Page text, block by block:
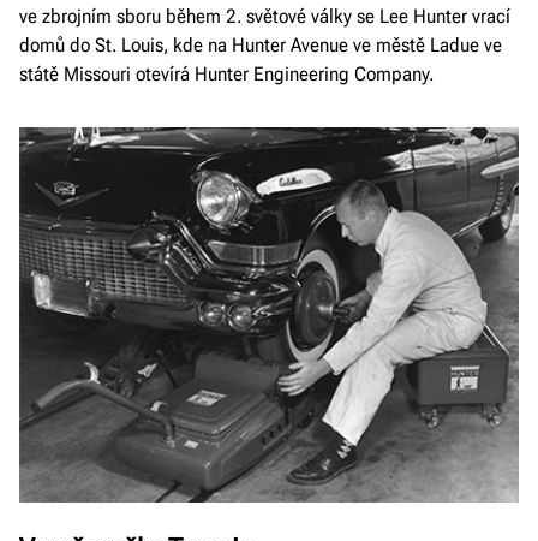
ve zbrojním sboru během 2. světové války se Lee Hunter vrací
domů do St. Louis, kde na Hunter Avenue ve městě Ladue ve
státě Missouri otevírá Hunter Engineering Company.